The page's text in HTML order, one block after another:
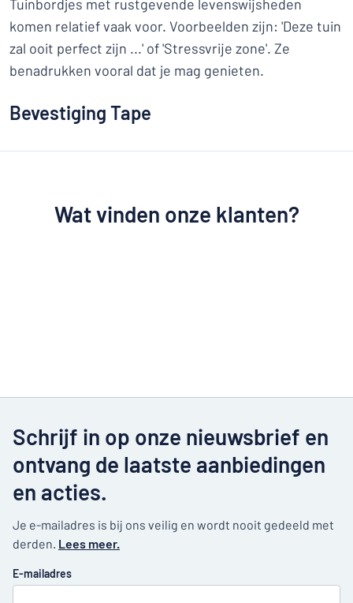
Tuinbordjes met rustgevende levenswijsheden
komen relatief vaak voor. Voorbeelden zijn: 'Deze tuin
zal ooit perfect zijn ...' of 'Stressvrije zone'. Ze
benadrukken vooral dat je mag genieten.
Bevestiging Tape
Wat vinden onze klanten?
Schrijf in op onze nieuwsbrief en
ontvang de laatste aanbiedingen
en acties.
Je e-mailadres is bij ons veilig en wordt nooit gedeeld met
derden. Lees meer.
E-mailadres